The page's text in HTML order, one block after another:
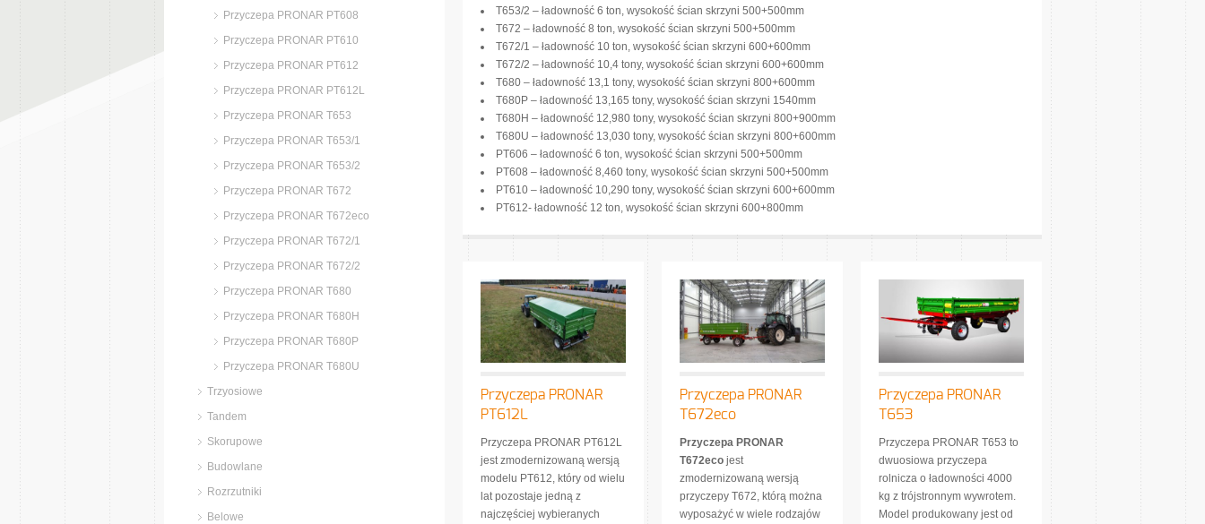
T653/2 – ładowność 6 ton, wysokość ścian skrzyni 500+500mm
T672 – ładowność 8 ton, wysokość ścian skrzyni 500+500mm
T672/1 – ładowność 10 ton, wysokość ścian skrzyni 600+600mm
T672/2 – ładowność 10,4 tony, wysokość ścian skrzyni 600+600mm
T680 – ładowność 13,1 tony, wysokość ścian skrzyni 800+600mm
T680P – ładowność 13,165 tony, wysokość ścian skrzyni 1540mm
T680H – ładowność 12,980 tony, wysokość ścian skrzyni 800+900mm
T680U – ładowność 13,030 tony, wysokość ścian skrzyni 800+600mm
PT606 – ładowność 6 ton, wysokość ścian skrzyni 500+500mm
PT608 – ładowność 8,460 tony, wysokość ścian skrzyni 500+500mm
PT610 – ładowność 10,290 tony, wysokość ścian skrzyni 600+600mm
PT612- ładowność 12 ton, wysokość ścian skrzyni 600+800mm
Przyczepa PRONAR
PT612L
Przyczepa PRONAR PT612L
jest zmodernizowaną wersją
modelu PT612, który od wielu
lat pozostaje jedną z
najczęściej wybieranych
Przyczepa PRONAR
T672eco
Przyczepa PRONAR
T672eco jest
zmodernizowaną wersją
przyczepy T672, którą można
wyposażyć w wiele rodzajów
Przyczepa PRONAR
T653
Przyczepa PRONAR T653 to
dwuosiowa przyczepa
rolnicza o ładowności 4000
kg z trójstronnym wywrotem.
Model produkowany jest od
Przyczepa PRONAR PT608
Przyczepa PRONAR PT610
Przyczepa PRONAR PT612
Przyczepa PRONAR PT612L
Przyczepa PRONAR T653
Przyczepa PRONAR T653/1
Przyczepa PRONAR T653/2
Przyczepa PRONAR T672
Przyczepa PRONAR T672eco
Przyczepa PRONAR T672/1
Przyczepa PRONAR T672/2
Przyczepa PRONAR T680
Przyczepa PRONAR T680H
Przyczepa PRONAR T680P
Przyczepa PRONAR T680U
Trzyosiowe
Tandem
Skorupowe
Budowlane
Rozrzutniki
Belowe